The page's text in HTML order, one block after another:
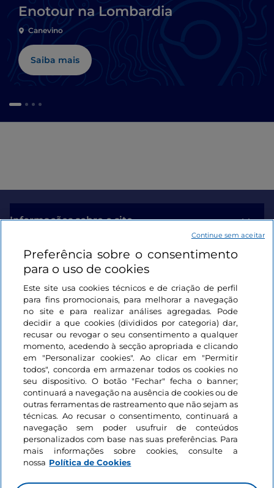
Enotour na Lombardia
Canevino
Saiba mais
Informações sobre o site
Ligações úteis
Iniciar sessão
Mantenha-se em contacto
Preferência sobre o consentimento
para o uso de cookies
Este site usa cookies técnicos e de criação de perfil
para fins promocionais, para melhorar a navegação
no site e para realizar análises agregadas. Pode
decidir a que cookies (divididos por categoria) dar,
recusar ou revogar o seu consentimento a qualquer
momento, acedendo à secção apropriada e clicando
em "Personalizar cookies". Ao clicar em "Permitir
todos", concorda em armazenar todos os cookies no
seu dispositivo. O botão "Fechar" fecha o banner;
continuará a navegação na ausência de cookies ou de
outras ferramentas de rastreamento que não sejam as
técnicas. Ao recusar o consentimento, continuará a
navegação sem poder usufruir de conteúdos
personalizados com base nas suas preferências. Para
mais informações sobre cookies, consulte a
nossa Política de Cookies
Continue sem aceitar